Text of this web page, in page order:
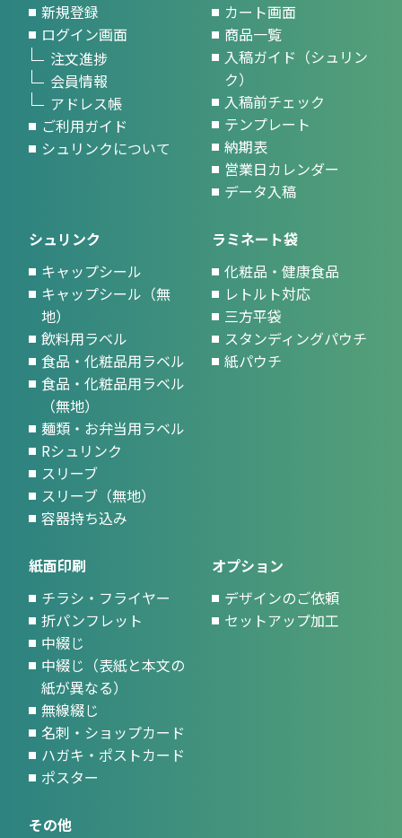
新規登録
ログイン画面
注文進捗
会員情報
アドレス帳
ご利用ガイド
シュリンクについて
カート画面
商品一覧
入稿ガイド（シュリン
ク）
入稿前チェック
テンプレート
納期表
営業日カレンダー
データ入稿
シュリンク
キャップシール
キャップシール（無
地）
飲料用ラベル
食品・化粧品用ラベル
食品・化粧品用ラベル
（無地）
麺類・お弁当用ラベル
Rシュリンク
スリーブ
スリーブ（無地）
容器持ち込み
ラミネート袋
化粧品・健康食品
レトルト対応
三方平袋
スタンディングパウチ
紙パウチ
紙面印刷
チラシ・フライヤー
折パンフレット
中綴じ
中綴じ（表紙と本文の
紙が異なる）
無線綴じ
名刺・ショップカード
ハガキ・ポストカード
ポスター
オプション
デザインのご依頼
セットアップ加工
その他